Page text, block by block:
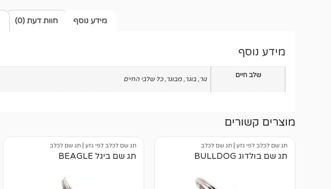
מידע נוסף חוות דעת (0)
מידע נוסף
שלב חיים גור, בוגר, מבוגר,כל שלבי החיים
מוצרים קשורים
תג שם לכלב לפי גזע תג שם לכלב
תג שם בולדוג BULLDOG
תג שם לכלב לפי גזע תג שם לכלב
תג שם ביגל BEAGLE